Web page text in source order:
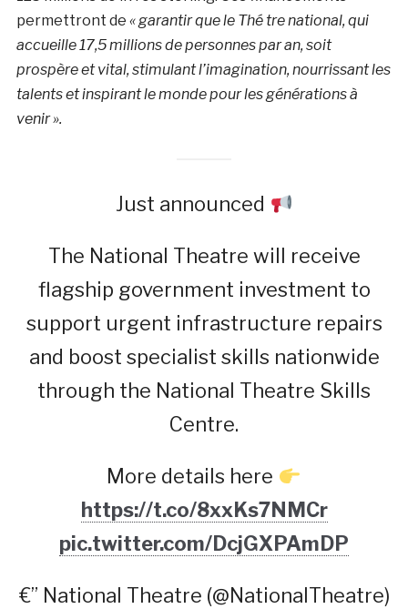
permettront de « garantir que le Thé tre national, qui
accueille 17,5 millions de personnes par an, soit
prospère et vital, stimulant l’imagination, nourrissant les
talents et inspirant le monde pour les générations à
venir ».
Just announced
The National Theatre will receive
flagship government investment to
support urgent infrastructure repairs
and boost specialist skills nationwide
through the National Theatre Skills
Centre.
More details here
https://t.co/8xxKs7NMCr
pic.twitter.com/DcjGXPAmDP
€” National Theatre (@NationalTheatre)